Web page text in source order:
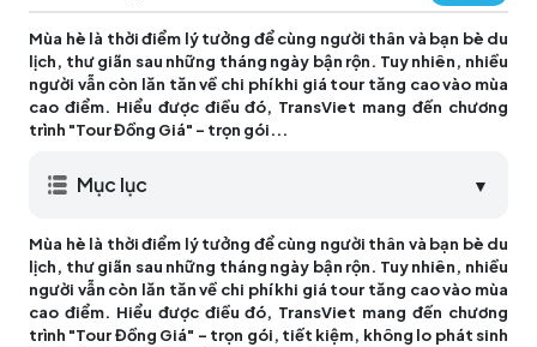
Mùa hè là thời điểm lý tưởng để cùng người thân và bạn bè du
lịch, thư giãn sau những tháng ngày bận rộn. Tuy nhiên, nhiều
người vẫn còn lăn tăn về chi phí khi giá tour tăng cao vào mùa
cao điểm. Hiểu được điều đó, TransViet mang đến chương
trình "Tour Đồng Giá" – trọn gói...
Mục lục ▼
Mùa hè là thời điểm lý tưởng để cùng người thân và bạn bè du
lịch, thư giãn sau những tháng ngày bận rộn. Tuy nhiên, nhiều
người vẫn còn lăn tăn về chi phí khi giá tour tăng cao vào mùa
cao điểm. Hiểu được điều đó, TransViet mang đến chương
trình "Tour Đồng Giá" – trọn gói, tiết kiệm, không lo phát sinh